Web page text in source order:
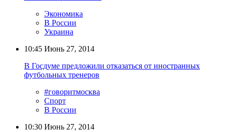
Экономика
В России
Украина
10:45 Июнь 27, 2014
В Госдуме предложили отказаться от иностранных
футбольных тренеров
#говоритмосква
Спорт
В России
10:30 Июнь 27, 2014